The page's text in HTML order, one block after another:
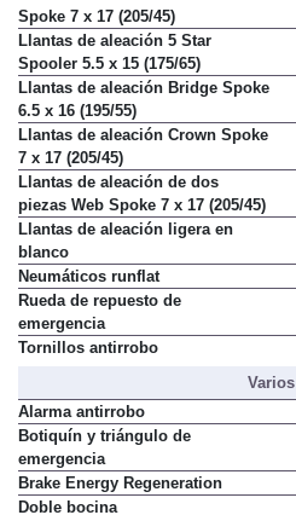
Llantas de aleación 5 Star Pace
Spoke 7 x 17 (205/45)
Llantas de aleación 5 Star
Spooler 5.5 x 15 (175/65)
Llantas de aleación Bridge Spoke
6.5 x 16 (195/55)
Llantas de aleación Crown Spoke
7 x 17 (205/45)
Llantas de aleación de dos
piezas Web Spoke 7 x 17 (205/45)
Llantas de aleación ligera en
blanco
Neumáticos runflat
Rueda de repuesto de
emergencia
Varios
Alarma antirrobo
Botiquín y triángulo de
emergencia
Brake Energy Regeneration